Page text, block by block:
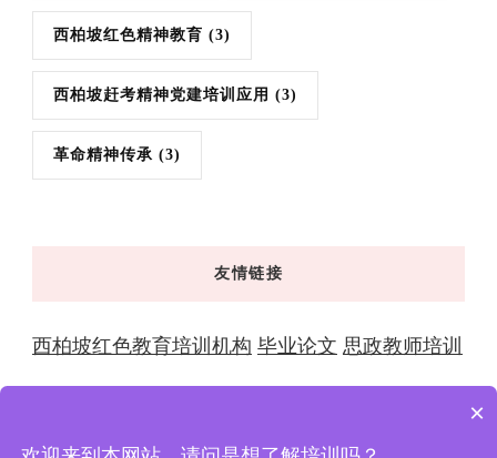
西柏坡红色精神教育 (3)
西柏坡赶考精神党建培训应用 (3)
革命精神传承 (3)
友情链接
西柏坡红色教育培训机构 毕业论文 思政教师培训
×